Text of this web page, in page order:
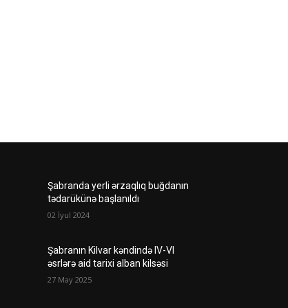
Şabranda yerli ərzaqlıq buğdanın
tədarükünə başlanıldı
02 İyul 2024
Şabranın Kilvar kəndində IV-VI
əsrlərə aid tarixi alban kilsəsi
27 May 2025